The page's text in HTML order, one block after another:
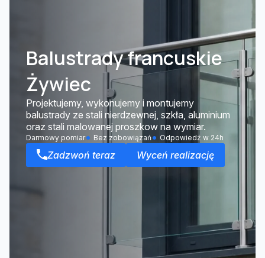
Balustrady francuskie
Żywiec
Projektujemy, wykonujemy i montujemy
balustrady ze stali nierdzewnej, szkła, aluminium
oraz stali malowanej proszkow na wymiar.
Darmowy pomiar Bez zobowiązań Odpowiedź w 24h
Zadzwoń teraz Wyceń realizację